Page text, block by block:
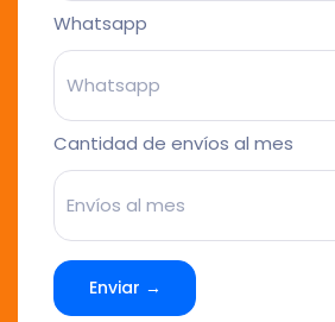
Whatsapp
Cantidad de envíos al mes
Enviar →